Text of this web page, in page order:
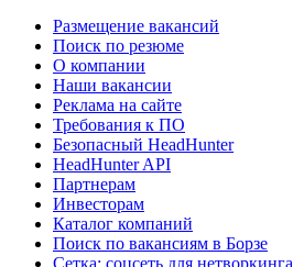
Размещение вакансий
Поиск по резюме
О компании
Наши вакансии
Реклама на сайте
Требования к ПО
Безопасный HeadHunter
HeadHunter API
Партнерам
Инвесторам
Каталог компаний
Поиск по вакансиям в Борзе
Сетка: соцсеть для нетворкинга